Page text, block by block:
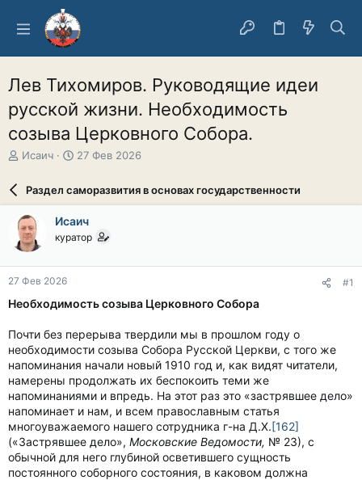
Лев Тихомиров. Руководящие идеи
русской жизни. Необходимость
созыва Церковного Собора.
А
о
р
т
е
м
ы
Исаич
Д
а
а
ч
л
27 Фев 2026
Раздел саморазвития в основах государственности
Исаич
куратор
27 Фев 2026 #1
Необходимость созыва Церковного Собора
Почти без перерыва твердили мы в прошлом году о
необходимости созыва Собора Русской Церкви, с того же
напоминания начали новый 1910 год и, как видят читатели,
намерены продолжать их беспокоить теми же
напоминаниями и впредь. На этот раз это «застрявшее дело»
напоминает и нам, и всем православным статья
многоуважаемого нашего сотрудника г-на Д.Х.[162]
(«Застрявшее дело», Московские Ведомости, № 23), с
обычной для него глубиной осветившего сущность
постоянного соборного состояния, в каковом должна